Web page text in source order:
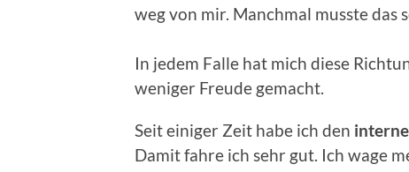
weg von mir. Manchmal musste das
In jedem Falle hat mich diese
weniger Freude gemacht.
Seit einiger Zeit habe ich den
Damit fahre ich sehr gut. Ich wage